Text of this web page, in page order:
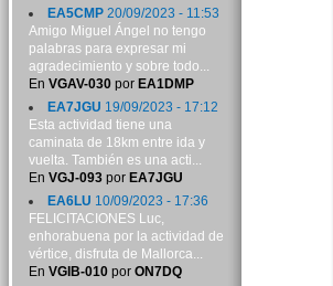
EA5CMP20/09/2023 - 11:53
Amigo Miguel Ángel no tengo
palabras para expresar mi
agradecimiento y sobre todo...
En VGAV-030por EA1DMP
EA7JGU 19/09/2023 - 17:12
Esta actividad tiene una
caminata de 18km entre ida y
vuelta. También es una acti...
En VGJ-093por EA7JGU
EA6LU 10/09/2023 - 17:36
FELICITACIONES Luc,
enhorabuena por la actividad de
vértice, disfruta de Mallorca...
En VGIB-010por ON7DQ